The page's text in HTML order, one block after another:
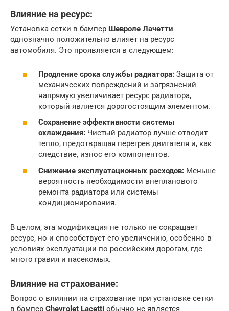
Влияние на ресурс:
Установка сетки в бампер Шевроле Лачетти
однозначно положительно влияет на ресурс
автомобиля. Это проявляется в следующем:
Продление срока службы радиатора: Защита от
механических повреждений и загрязнений
напрямую увеличивает ресурс радиатора,
который является дорогостоящим элементом.
Сохранение эффективности системы
охлаждения: Чистый радиатор лучше отводит
тепло, предотвращая перегрев двигателя и, как
следствие, износ его компонентов.
Снижение эксплуатационных расходов: Меньше
вероятность необходимости внепланового
ремонта радиатора или системы
кондиционирования.
В целом, эта модификация не только не сокращает
ресурс, но и способствует его увеличению, особенно в
условиях эксплуатации по российским дорогам, где
много гравия и насекомых.
Влияние на страхование:
Вопрос о влиянии на страхование при установке сетки
в бампер Chevrolet Lacetti обычно не является